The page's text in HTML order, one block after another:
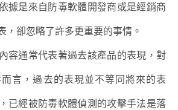
據是來自防毒軟體開發商或是經銷商
，卻忽略了許多更重要的事情。
容通常代表著過去該產品的表現，對
言，過去的表現並不等同將來的表
已經被防毒軟體偵測的攻擊手法是落